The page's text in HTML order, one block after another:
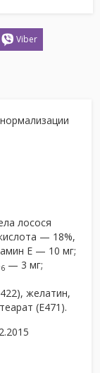
Viber
лосося
— 18%,
Е — 10 мг;
6 — 3 мг;
желатин,
(Е471).